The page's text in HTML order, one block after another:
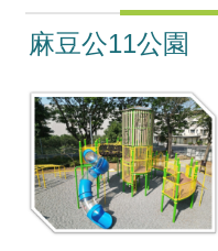
麻豆公11公園